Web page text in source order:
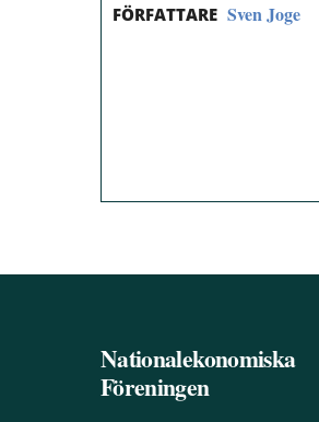
FÖRFATTARE Sven Joge
Nationalekonomiska
Föreningen